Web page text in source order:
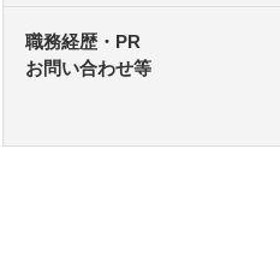
職務経歴・PR
お問い合わせ等